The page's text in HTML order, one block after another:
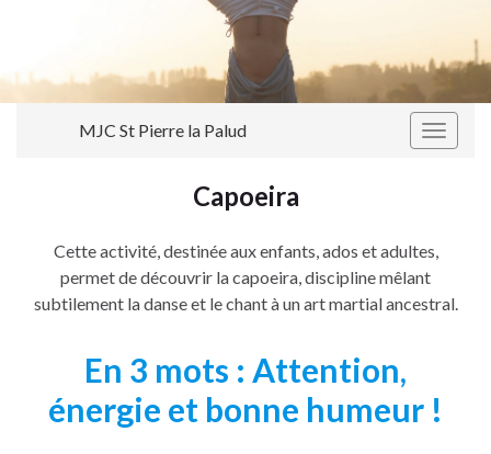
Toggle
MJC St Pierre la Palud
Capoeira
Cette activité, destinée aux enfants, ados et adultes,
permet de découvrir la capoeira, discipline mêlant
subtilement la danse et le chant à un art martial ancestral.
En 3 mots : Attention,
énergie et bonne humeur !